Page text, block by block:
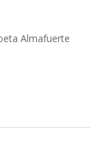
Almafuerte